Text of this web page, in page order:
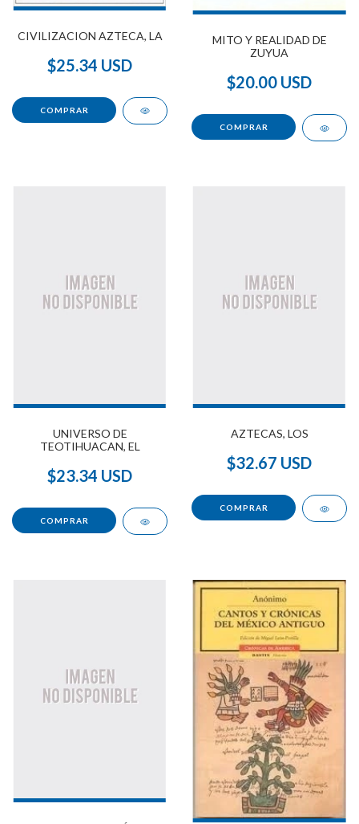
CIVILIZACION AZTECA, LA
$25.34 USD
MITO Y REALIDAD DE
ZUYUA
$20.00 USD
UNIVERSO DE
TEOTIHUACAN, EL
$23.34 USD
AZTECAS, LOS
$32.67 USD